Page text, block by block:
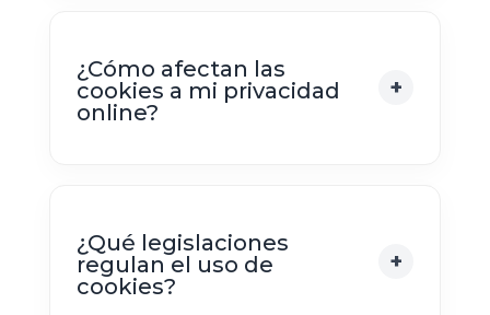
¿Cómo afectan las
cookies a mi privacidad
online?
¿Qué legislaciones
regulan el uso de
cookies?